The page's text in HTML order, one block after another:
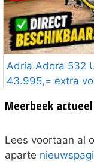
Adria Adora 532
43.995,= extra
Meerbeek
Lees voortaan al
aparte